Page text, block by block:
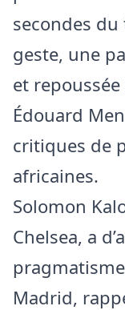
secondes
geste, une
et
Édouard
critiques de
africaines.
Solomon
Chelsea, a
Madrid,